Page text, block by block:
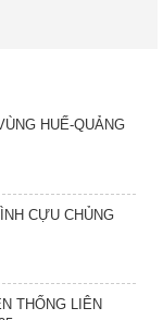
HUẾ-QUẢNG
CỰU CHỦNG
THỐNG LIÊN